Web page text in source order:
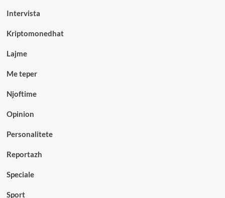
Intervista
Kriptomonedhat
Lajme
Me teper
Njoftime
Opinion
Personalitete
Reportazh
Speciale
Sport